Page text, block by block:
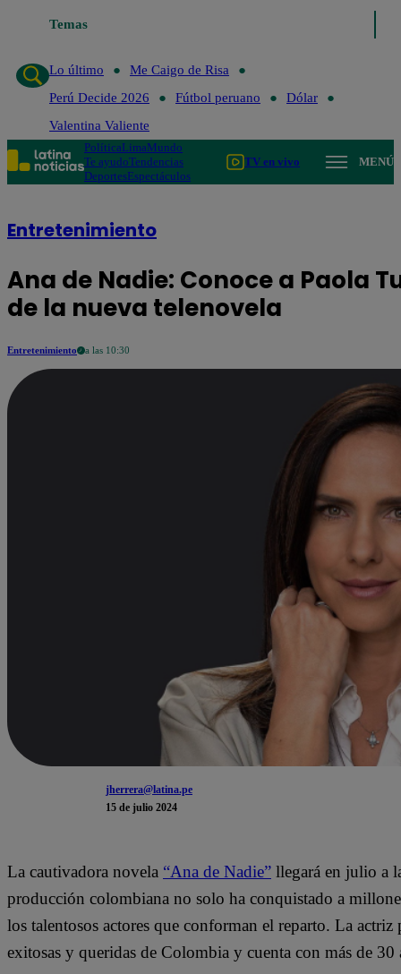
Temas
Lo último
Me Caigo de Risa
Perú Decide 2026
Fútbol peruano
Dólar
Valentina Valiente
PolíticaLimaMundo
Te ayudoTendencias
DeportesEspectáculos
TV en vivo MENÚ
Entretenimiento
Ana de Nadie: Conoce a Paola
de la nueva telenovela
Entretenimiento a las 10:30
jherrera@latina.pe
15 de julio 2024
La cautivadora novela “Ana de Nadie” llegará en julio a
producción colombiana no solo ha conquistado a
los talentosos actores que conforman el reparto. La
exitosas y queridas de Colombia y cuenta con más de 30